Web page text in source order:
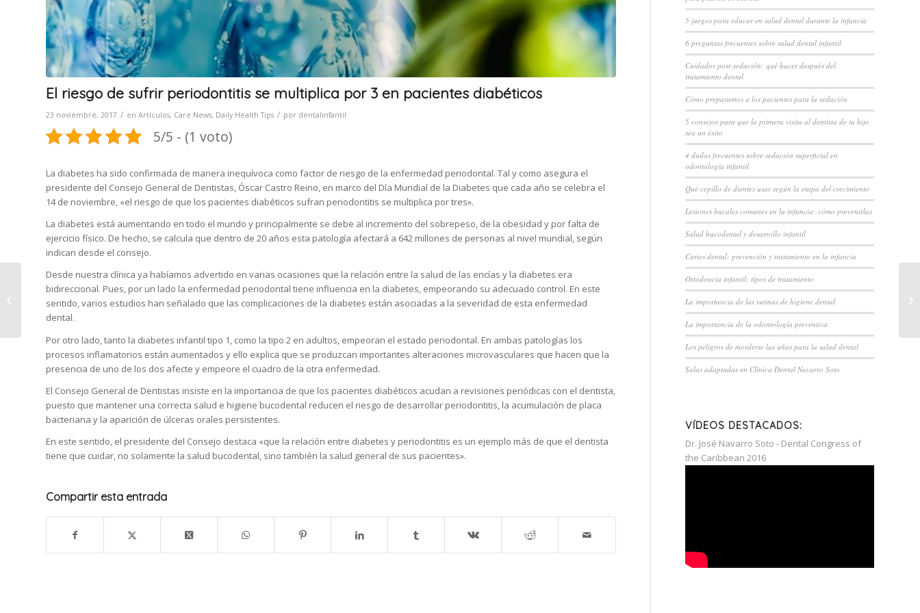
El riesgo de sufrir periodontitis se multiplica por 3 en pacientes diabéticos
23 noviembre, 2017 / en Artículos, Care News, Daily Health Tips / por dentalinfantil
5/5 - (1 voto)
La diabetes ha sido confirmada de manera inequívoca como factor de riesgo de la enfermedad periodontal. Tal y como asegura el
presidente del Consejo General de Dentistas, Óscar Castro Reino, en marco del Día Mundial de la Diabetes que cada año se celebra el
14 de noviembre, «el riesgo de que los pacientes diabéticos sufran periodontitis se multiplica por tres».
La diabetes está aumentando en todo el mundo y principalmente se debe al incremento del sobrepeso, de la obesidad y por falta de
ejercicio físico. De hecho, se calcula que dentro de 20 años esta patología afectará a 642 millones de personas al nivel mundial, según
indican desde el consejo.
Desde nuestra clínica ya habíamos advertido en varias ocasiones que la relación entre la salud de las encías y la diabetes era
bidireccional. Pues, por un lado la enfermedad periodontal tiene influencia en la diabetes, empeorando su adecuado control. En este
sentido, varios estudios han señalado que las complicaciones de la diabetes están asociadas a la severidad de esta enfermedad
dental.
Por otro lado, tanto la diabetes infantil tipo 1, como la tipo 2 en adultos, empeoran el estado periodontal. En ambas patologías los
procesos inflamatorios están aumentados y ello explica que se produzcan importantes alteraciones microvasculares que hacen que la
presencia de uno de los dos afecte y empeore el cuadro de la otra enfermedad.
El Consejo General de Dentistas insiste en la importancia de que los pacientes diabéticos acudan a revisiones periódicas con el dentista,
puesto que mantener una correcta salud e higiene bucodental reducen el riesgo de desarrollar periodontitis, la acumulación de placa
bacteriana y la aparición de úlceras orales persistentes.
En este sentido, el presidente del Consejo destaca «que la relación entre diabetes y periodontitis es un ejemplo más de que el dentista
tiene que cuidar, no solamente la salud bucodental, sino también la salud general de sus pacientes».
Compartir esta entrada
5 juegos para educar en salud dental durante la infancia
6 preguntas frecuentes sobre salud dental infantil
Cuidados post-sedación: qué hacer después del
tratamiento dental
Cómo preparamos a los pacientes para la sedación
5 consejos para que la primera visita al dentista de tu hijo
sea un éxito
4 dudas frecuentes sobre sedación superficial en
odontología infantil
Qué cepillo de dientes usar según la etapa del crecimiento
Lesiones bucales comunes en la infancia: cómo prevenirlas
Salud bucodental y desarrollo infantil
Caries dental: prevención y tratamiento en la infancia
Ortodoncia infantil: tipos de tratamiento
La importancia de las rutinas de higiene dental
La importancia de la odontología preventiva
Los peligros de morderse las uñas para la salud dental
Salas adaptadas en Clínica Dental Navarro Soto
VÍDEOS DESTACADOS:
Dr. José Navarro Soto - Dental Congress of
the Caribbean 2016
Cómo cuidar la salud
bucodental en
invierno